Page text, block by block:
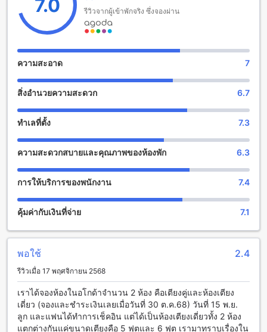
โรงแรมนี้อนุญาตให้เด็กอายุตั้งแต่ 0 ถึง 4 ปีเข้าพักได้ฟรี คุณ
สามารถพักผ่อนและสนุกไปกับครอบครัวได้อย่างสบายใจ
สวนป่า รีสอร์ท (SHA Extra Plus) เป็นสถานที่พักผ่อนที่มีสิ่ง
อำนวยความสนุกสนานอันหลากหลายเพื่อให้แขกได้สัมผัสความ
และการนวดแผนไทยที่น่าตื่นเต้น และพนักงานที่ชำนาญในการ
บริการเพื่อให้แขกได้รับประสบการณ์การผ่อนคลายที่ดีที่สุด
นอกจากนี้ สวนป่า รีสอร์ทยังมีสวนที่งดงามเพื่อให้แขกได้สัมผัสกับ
ความสงบเงียบและความสวยงามของธรรมชาติ แขกสามารถเดิน
นอกจากนี้ยังมีสระว่ายน้ำที่สะอาดและกว้างขวางสำหรับผู้เข้าพัก
ที่ต้องการผ่อนคลายในน้ำอย่างสนุกสนาน
สวนป่า รีสอร์ท (SHA Extra Plus): สะดวกสบายกับสิ่งอำนวย
สวนป่า รีสอร์ท (SHA Extra Plus) เป็นที่พักที่มีสิ่งอำนวยความ
สะดวกที่ทำให้คุณรู้สึกสะดวกสบายตลอดการเข้าพักของคุณ ที่นี่มี
บริการห้องพักแบบรูมเซอร์วิสเพื่อให้คุณสามารถสั่งอาหารและ
เครื่องดื่มได้ทันทีที่คุณต้องการ นอกจากนี้ยังมีบริการ Wi-Fi ใน
พื้นที่สาธารณะเพื่อให้คุณสามารถเชื่อมต่อกับโลกภายนอกได้อย่าง
รวดเร็วและสะดวกสบาย และอีกทั้งยังมี Wi-Fi ฟรีในห้องพักทุก
ห้องเพื่อให้คุณสามารถใช้งานอินเทอร์เน็ตได้โดยไม่มีค่าใช้จ่าย
7.0 รีวิวจากผู้เข้าพักจริง ซึ่งจองผ่าน
ความสะอาด 7
สิ่งอำนวยความสะดวก 6.7
ทำเลที่ตั้ง 7.3
ความสะดวกสบายและคุณภาพของห้องพัก 6.3
การให้บริการของพนักงาน 7.4
คุ้มค่ากับเงินที่จ่าย 7.1
พอใช้ 2.4
รีวิวเมื่อ 17 พฤศจิกายน 2568
เราได้จองห้องในอโกด้าจำนวน 2 ห้อง คือเตียงคู่และห้องเตียง
เดี่ยว (จองและชำระเงินเลยเมื่อวันที่ 30 ต.ค.68) วันที่ 15 พ.ย.
ลูก และแฟนได้ทำการเช็คอิน แต่ได้เป็นห้องเตียงเดี่ยวทั้ง 2 ห้อง
แตกต่างกันแค่ขนาดเตียงคือ 5 ฟุตและ 6 ฟุต เรามาทราบเรื่องใน